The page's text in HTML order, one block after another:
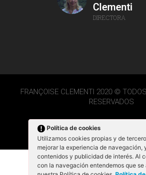
Política de cookies
Utilizamos cookies propias y de
mejorar la experiencia de navegación,
contenidos y publicidad de interés. Al
con la navegación entendemos que se
Clementi
DIRECTORA
FRANÇOISE CLEMENTI 2020 ©
RESERVADOS